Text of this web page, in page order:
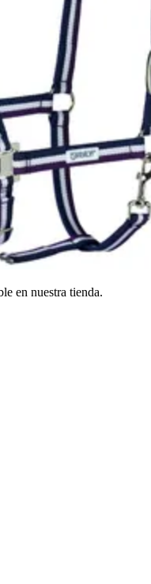
en nuestra tienda.